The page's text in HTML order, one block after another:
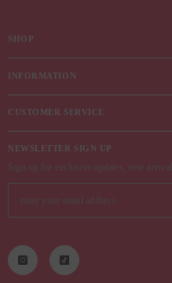
SHOP
INFORMATION
CUSTOMER SERVICE
NEWSLETTER SIGN UP
Sign up for exclusive updates, new